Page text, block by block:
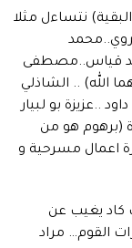
نتساءل مثلا
قياس..مصطفى
الله) .. الشاذلي
..عزيزة بو لبيار
(برهوم هو من
اعمال مسرحية و
كاد يغيب عن
القوم… مراد